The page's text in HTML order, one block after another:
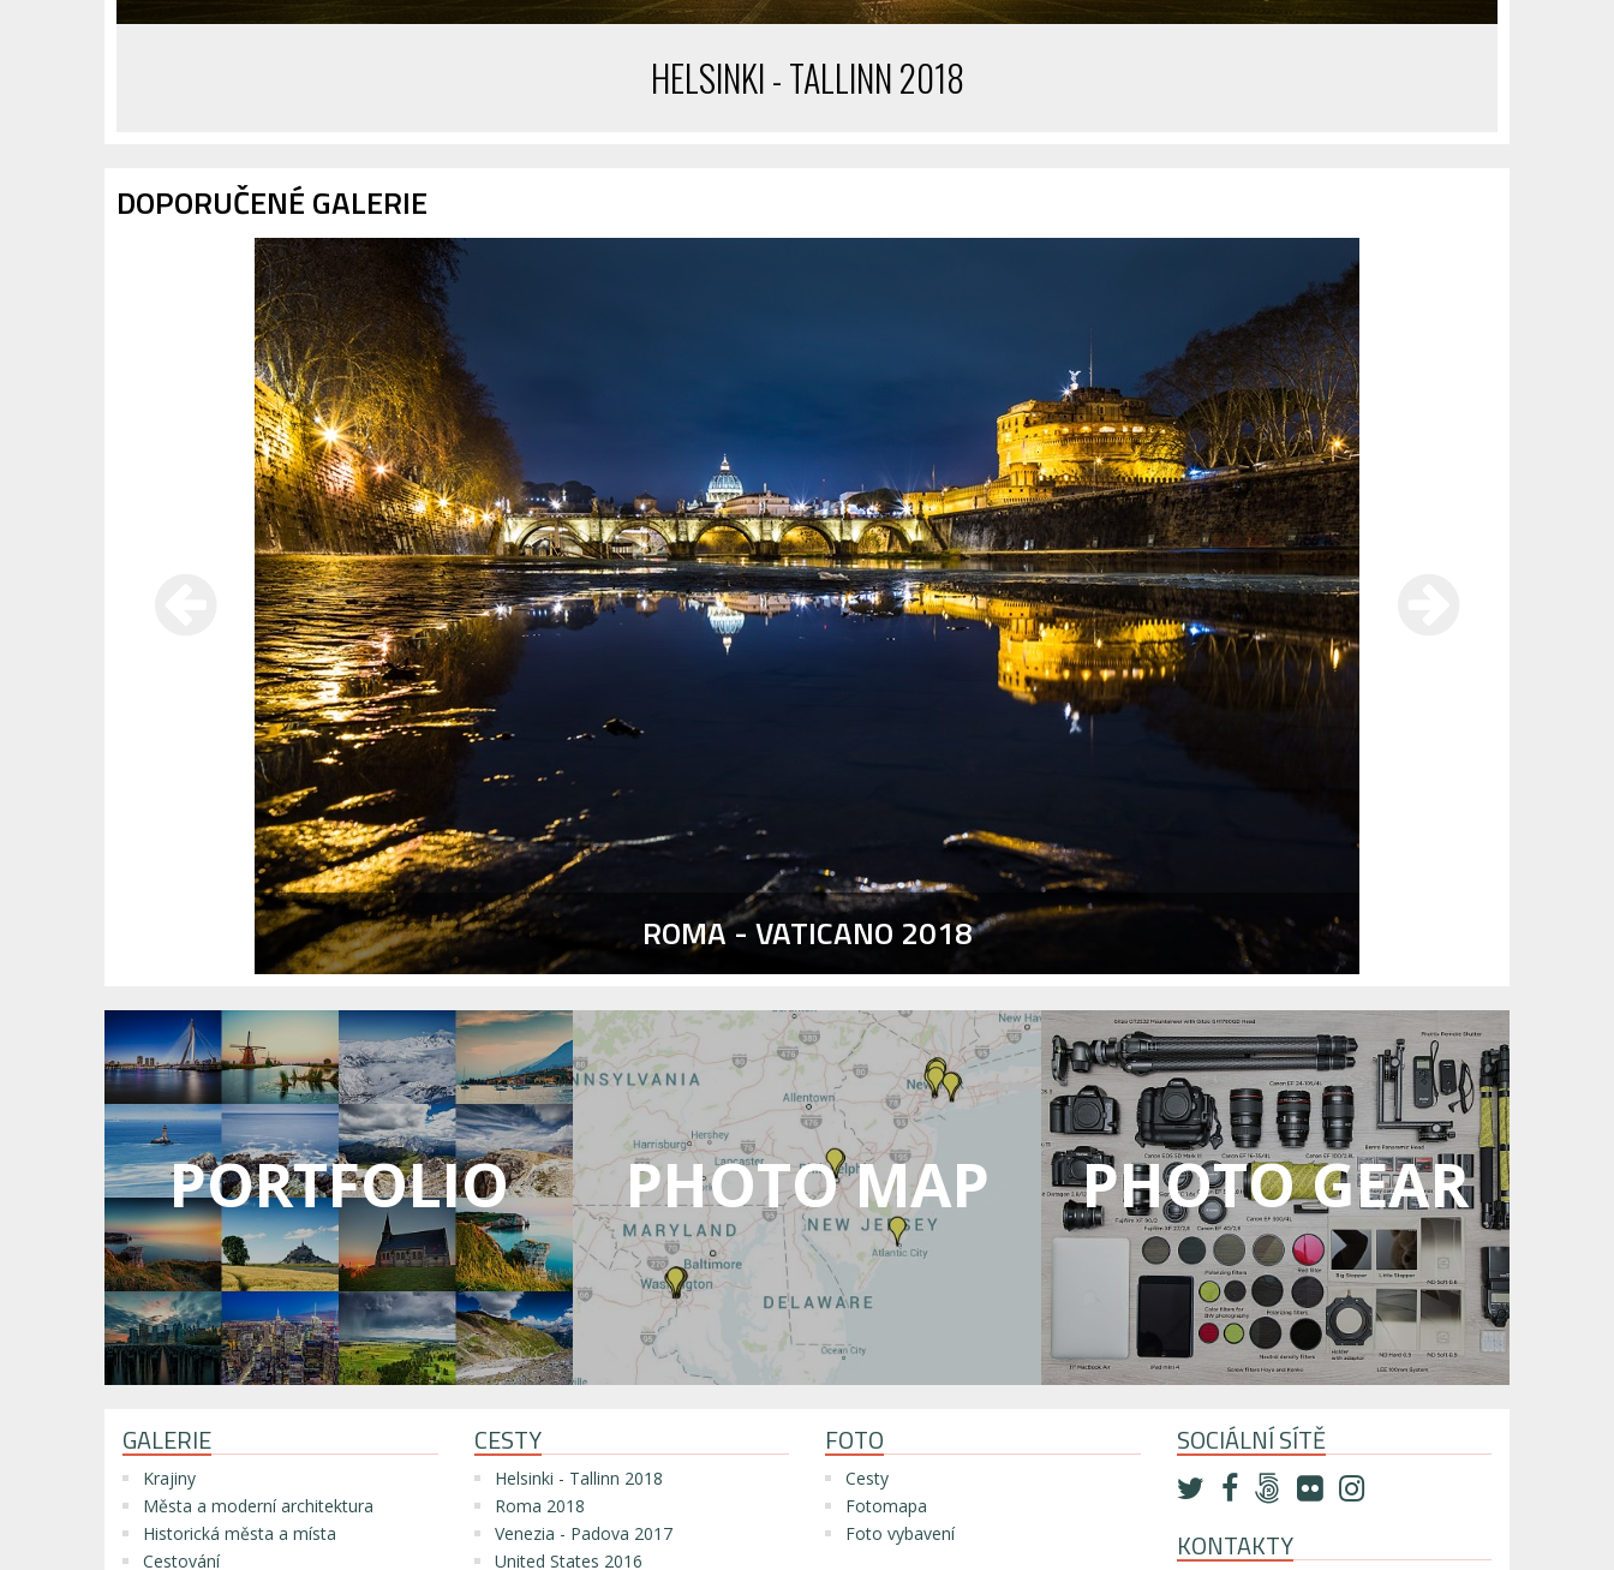
HELSINKI - TALLINN 2018
DOPORUČENÉ GALERIE
PORSCHE MUSEUM
PORTFOLIO PHOTO MAP PHOTO GEAR
GALERIE
Krajiny
Města a moderní architektura
Historická města a místa
Cestování
CESTY
Helsinki - Tallinn 2018
Roma 2018
Venezia - Padova 2017
United States 2016
FOTO
Cesty
Fotomapa
Foto vybavení
SOCIÁLNÍ SÍTĚ
KONTAKTY